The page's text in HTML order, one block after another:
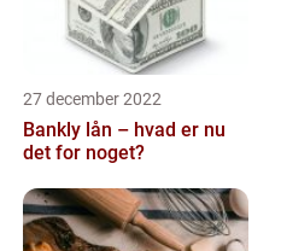
27 december 2022
Bankly lån – hvad er nu
det for noget?